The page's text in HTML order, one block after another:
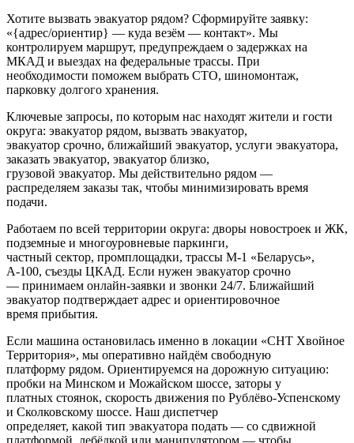
Хотите вызвать эвакуатор рядом? Сформируйте заявку:
«{адрес/ориентир} — куда везём — контакт». Мы
контролируем маршрут, предупреждаем о задержках на
МКАД и выездах на федеральные трассы. При
необходимости поможем выбрать СТО, шиномонтаж,
парковку долгого хранения.
Ключевые запросы, по которым нас находят жители и гости
округа: эвакуатор рядом, вызвать эвакуатор,
эвакуатор срочно, ближайший эвакуатор, услуги эвакуатора,
заказать эвакуатор, эвакуатор близко,
грузовой эвакуатор. Мы действительно рядом —
распределяем заказы так, чтобы минимизировать время
подачи.
Работаем по всей территории округа: дворы новостроек и ЖК,
подземные и многоуровневые паркинги,
частный сектор, промплощадки, трассы М‑1 «Беларусь»,
А‑100, съезды ЦКАД. Если нужен эвакуатор срочно
— принимаем онлайн-заявки и звонки 24/7. Ближайший
эвакуатор подтверждает адрес и ориентировочное
время прибытия.
Если машина остановилась именно в локации «СНТ Хвойное
Территория», мы оперативно найдём свободную
платформу рядом. Ориентируемся на дорожную ситуацию:
пробки на Минском и Можайском шоссе, заторы у
платных стоянок, скорость движения по Рублёво-Успенскому
и Сколковскому шоссе. Наш диспетчер
определяет, какой тип эвакуатора подать — со сдвижной